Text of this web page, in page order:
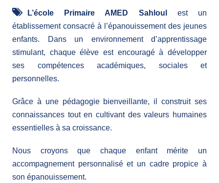
L’école Primaire AMED Sahloul
est un
établissement consacré à l’épanouissement des jeunes
enfants. Dans un environnement d’apprentissage
stimulant, chaque élève est encouragé à développer
ses compétences académiques, sociales et
personnelles.
Grâce à une pédagogie bienveillante, il construit ses
connaissances tout en cultivant des valeurs humaines
essentielles à sa croissance.
Nous croyons que chaque enfant mérite un
accompagnement personnalisé et un cadre propice à
son épanouissement.